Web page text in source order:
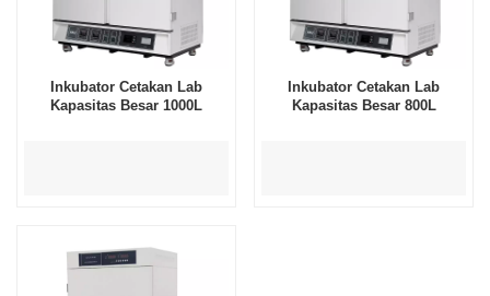
Inkubator Cetakan Lab
Kapasitas Besar 1000L
Inkubator Cetakan Lab
Kapasitas Besar 800L